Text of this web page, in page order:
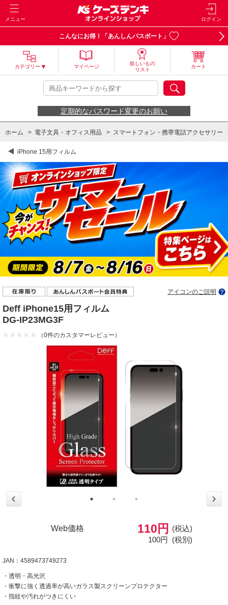
メニュー ログイン
こんなにお得！「あんしんパスポート」
カテゴリー マイページ
欲しいもの
リスト
カート
定期的なパスワード変更のお願い
ホーム > 電子文具・オフィス用品 > スマートフォン・携帯電話アクセサリー
iPhone 15用フィルム
アイコンのご説明
Deff iPhone15用フィルム
DG-IP23MG3F
（0件のカスタマーレビュー）
Web価格 110円
(税込)
100円 (税別)
JAN：4589473749273
・透明・高光沢
・衝撃に強く透過率が高いガラス製スクリーンプロテクター
・指紋や汚れがつきにくい